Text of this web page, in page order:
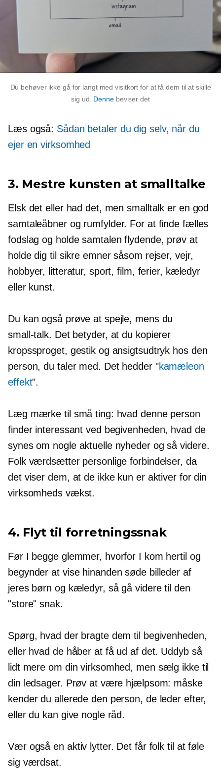
Du behøver ikke gå for langt med visitkort for at få dem til at skille
sig ud. Dennebeviser det
Læs også: Sådan betaler du dig selv, når du
ejer en virksomhed
3. Mestre kunsten at smalltalke
Elsk det eller had det, men smalltalk er en god
samtaleåbner og rumfylder. For at finde fælles
fodslag og holde samtalen flydende, prøv at
holde dig til sikre emner såsom rejser, vejr,
hobbyer, litteratur, sport, film, ferier, kæledyr
eller kunst.
Du kan også prøve at spejle, mens du
small-talk. Det betyder, at du kopierer
kropssproget, gestik og ansigtsudtryk hos den
person, du taler med. Det hedder "kamæleon
effekt".
Læg mærke til små ting: hvad denne person
finder interessant ved begivenheden, hvad de
synes om nogle aktuelle nyheder og så videre.
Folk værdsætter personlige forbindelser, da
det viser dem, at de ikke kun er aktiver for din
virksomheds vækst.
4. Flyt til forretningssnak
Før I begge glemmer, hvorfor I kom hertil og
begynder at vise hinanden søde billeder af
jeres børn og kæledyr, så gå videre til den
"store" snak.
Spørg, hvad der bragte dem til begivenheden,
eller hvad de håber at få ud af det. Uddyb så
lidt mere om din virksomhed, men sælg ikke til
din ledsager. Prøv at være hjælpsom: måske
kender du allerede den person, de leder efter,
eller du kan give nogle råd.
Vær også en aktiv lytter. Det får folk til at føle
sig værdsat.